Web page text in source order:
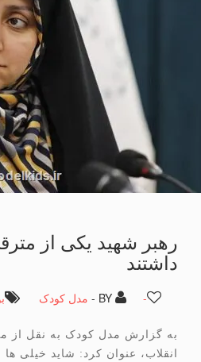
رهبر شهید یکی از
داشتند
BY - مدل کودک -
به گزارش مدل کودک به نقل از
انقلاب، عنوان کرد: شاید خیلی